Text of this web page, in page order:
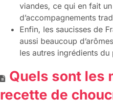
viandes, ce qui en fait
d’accompagnements
Enfin, les saucisses de
aussi beaucoup
les autres ingrédients
Quels sont les
recette de